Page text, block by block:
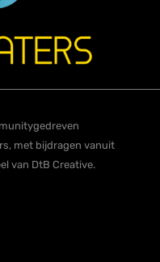
met bijdragen vanuit
van DtB Creative.